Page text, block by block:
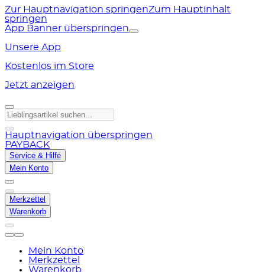
Zur Hauptnavigation springenZum Hauptinhalt
springen
App Banner überspringen
Unsere App
Kostenlos im Store
Jetzt anzeigen
Hauptnavigation überspringen
PAYBACK
Service & Hilfe
Mein Konto
Merkzettel
Warenkorb
Mein Konto
Merkzettel
Warenkorb